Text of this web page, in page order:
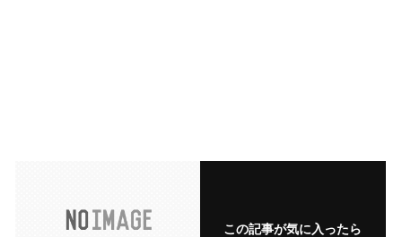
この記事が気に入ったら